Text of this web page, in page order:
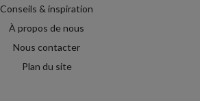
Conseils & inspiration
À propos de nous
Nous contacter
Plan du site